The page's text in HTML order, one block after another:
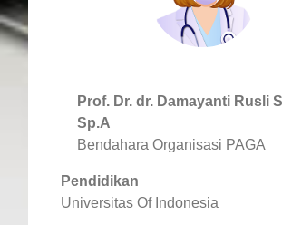
Prof. Dr. dr. Damayanti Rusli
Sp.A
Bendahara Organisasi PAGA
Pendidikan
Universitas Of Indonesia